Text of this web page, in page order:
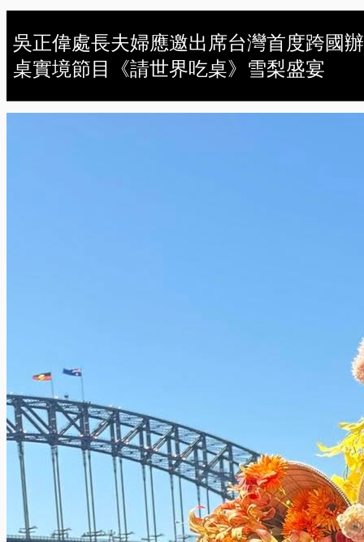
吳正偉處長夫婦應邀出席台灣首度跨國辦
桌實境節目《請世界吃桌》雪梨盛宴